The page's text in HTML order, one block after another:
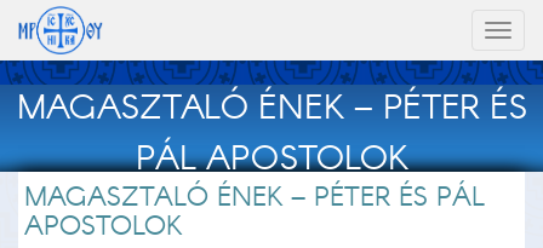
MAGASZTALÓ ÉNEK – PÉTER ÉS
PÁL APOSTOLOK
MAGASZTALÓ ÉNEK – PÉTER ÉS PÁL
APOSTOLOK